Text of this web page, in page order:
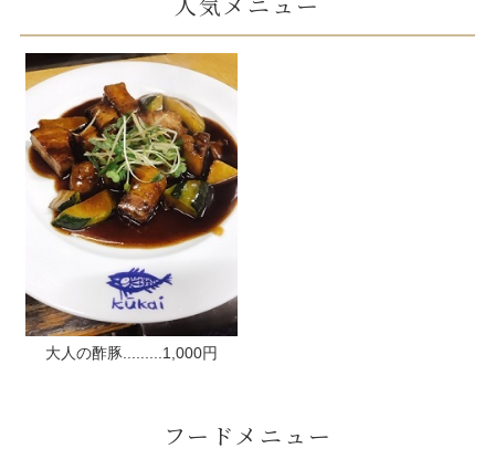
人気メニュー
大人の酢豚.........1,000円
フードメニュー